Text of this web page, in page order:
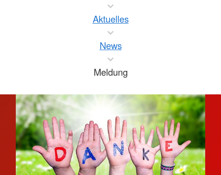
Aktuelles
News
Meldung